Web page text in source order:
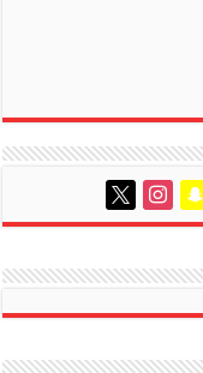
snapchat
instagram
x